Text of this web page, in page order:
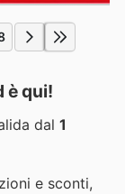
è qui!
dal 1
e sconti,